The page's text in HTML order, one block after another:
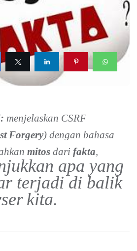
menjelaskan CSRF
Forgery) dengan bahasa
mitos dari fakta,
apa yang
terjadi di balik
kita.